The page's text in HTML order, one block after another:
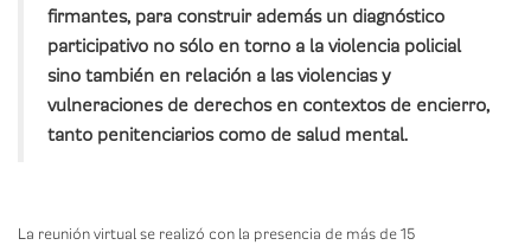
firmantes, para construir además un diagnóstico
participativo no sólo en torno a la violencia policial
sino también en relación a las violencias y
vulneraciones de derechos en contextos de encierro,
tanto penitenciarios como de salud mental.
La reunión virtual se realizó con la presencia de más de 15